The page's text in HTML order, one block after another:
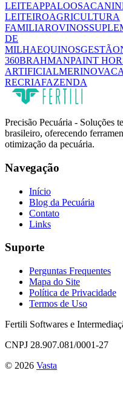
LEITEAPPALOOSA
LEITEIROAGRICULTURA
FAMILIAROVINOS
DE
MILHAEQUINOSGESTÃO
360BRAHMANPAINT
ARTIFICIALMERINOVACA
RECRIAFAZENDA
Precisão Pecuária - Soluções
brasileiro, oferecendo
otimização da pecuária.
Navegação
Início
Blog da Pecuária
Contato
Links
Suporte
Perguntas Frequentes
Mapa do Site
Política de Privacidade
Termos de Uso
Fertili Softwares e
CNPJ 28.907.081/0001-27
© 2026 Vasta